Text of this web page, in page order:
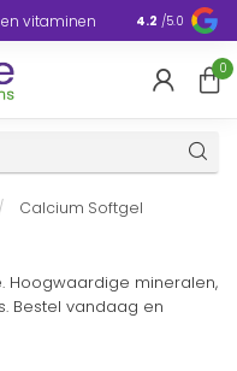
vitaminen Europa
4.2 /5.0
0
/ Calcium Softgel
Hoogwaardige mineralen,
Bestel vandaag en